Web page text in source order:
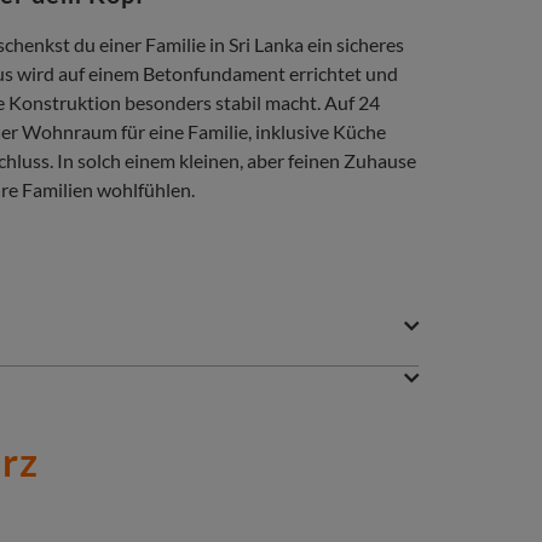
du einer Familie in Sri Lanka ein sicheres
wird auf einem Betonfundament errichtet und
Konstruktion besonders stabil macht. Auf 24
Wohnraum für eine Familie, inklusive Küche
In solch einem kleinen, aber feinen Zuhause
Familien wohlfühlen.
sie unter den Trümmern nicht verletzt
haben.
Geschenk verpackt, sondern stehen